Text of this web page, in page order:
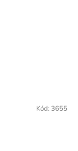
Kód: 3655